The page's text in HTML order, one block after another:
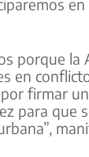
porque la
en
firmar
para que